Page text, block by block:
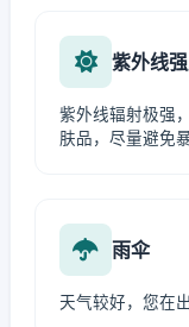
紫外线
紫外线辐射极强
肤品，尽量避免
雨伞
天气较好，您在